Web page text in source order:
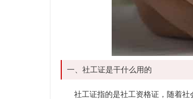
一、社工证是干什么用的
社工证指的是社工资格证，随着社